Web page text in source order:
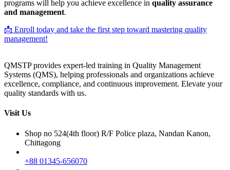
programs will help you achieve excellence in quality assurance
and management.
📩 Enroll today and take the first step toward mastering quality
management!
QMSTP provides expert-led training in Quality Management
Systems (QMS), helping professionals and organizations achieve
excellence, compliance, and continuous improvement. Elevate your
quality standards with us.
Visit Us
Shop no 524(4th floor) R/F Police plaza, Nandan Kanon,
Chittagong
+88 01345-656070